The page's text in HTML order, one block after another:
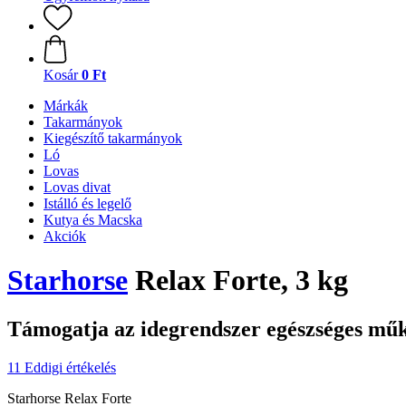
Kosár 0 Ft
Márkák
Takarmányok
Kiegészítő takarmányok
Ló
Lovas
Lovas divat
Istálló és legelő
Kutya és Macska
Akciók
Starhorse Relax Forte, 3 kg
Támogatja az idegrendszer egészséges
11 Eddigi értékelés
Starhorse Relax Forte